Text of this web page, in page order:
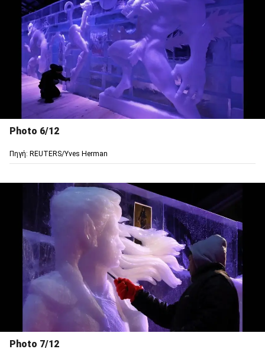
Photo 6/12
Πηγή: REUTERS/Yves Herman
Photo 7/12